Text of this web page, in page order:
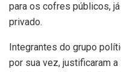
para os cofres públicos,
privado.
Integrantes do grupo
por sua vez, justificaram